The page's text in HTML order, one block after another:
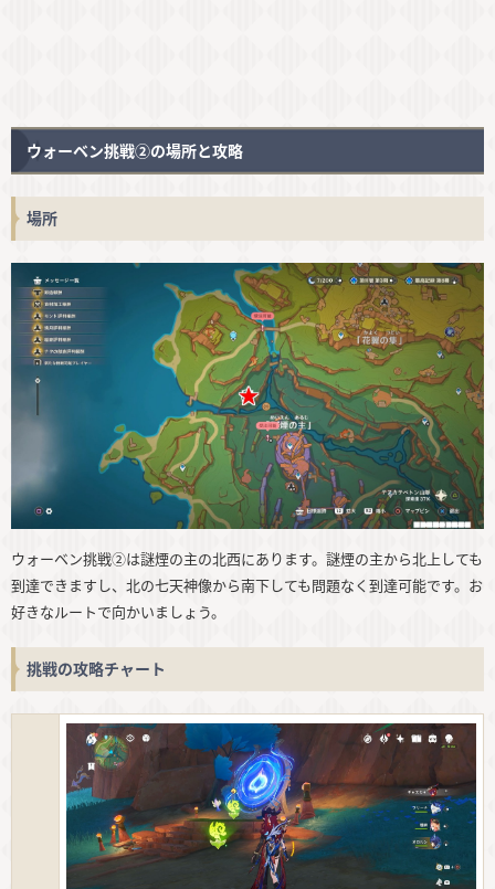
ウォーベン挑戦②の場所と攻略
場所
ウォーベン挑戦②は謎煙の主の北西にあります。謎煙の主から北上しても
到達できますし、北の七天神像から南下しても問題なく到達可能です。お
好きなルートで向かいましょう。
挑戦の攻略チャート